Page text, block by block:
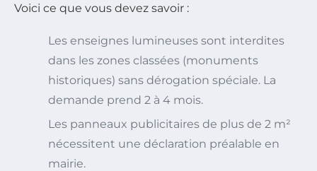
Voici ce que vous devez savoir :
Les enseignes lumineuses sont interdites
dans les zones classées (monuments
historiques) sans dérogation spéciale. La
demande prend 2 à 4 mois.
Les panneaux publicitaires de plus de 2 m²
nécessitent une déclaration préalable en
mairie.